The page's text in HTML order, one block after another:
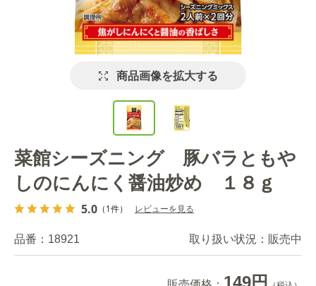
商品画像を拡大する
菜館シーズニング 豚バラともや
しのにんにく醤油炒め １８ｇ
5.0 （1件） レビューを見る
品番： 18921 取り扱い状況： 販売中
149円